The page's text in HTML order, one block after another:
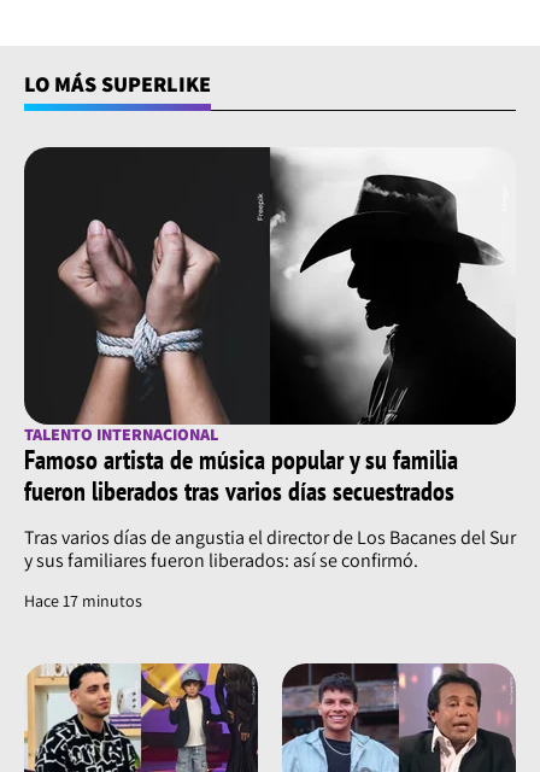
LO MÁS SUPERLIKE
TALENTO INTERNACIONAL
Famoso artista de música popular y su familia
fueron liberados tras varios días secuestrados
Tras varios días de angustia el director de Los Bacanes del Sur
y sus familiares fueron liberados: así se confirmó.
Hace 17 minutos